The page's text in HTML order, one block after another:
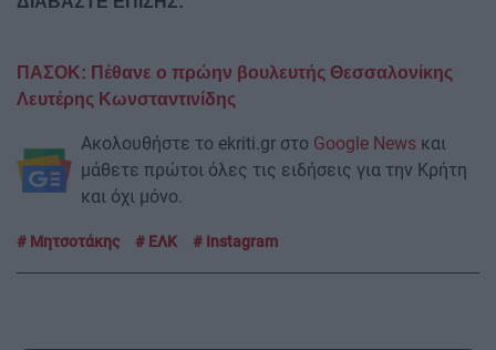
ΠΑΣΟΚ: Πέθανε ο πρώην βουλευτής Θεσσαλονίκης
Λευτέρης Κωνσταντινίδης
Ακολουθήστε το ekriti.gr στο Google News και
μάθετε πρώτοι όλες τις ειδήσεις για την Κρήτη
και όχι μόνο.
Μητσοτάκης ΕΛΚ Instagram